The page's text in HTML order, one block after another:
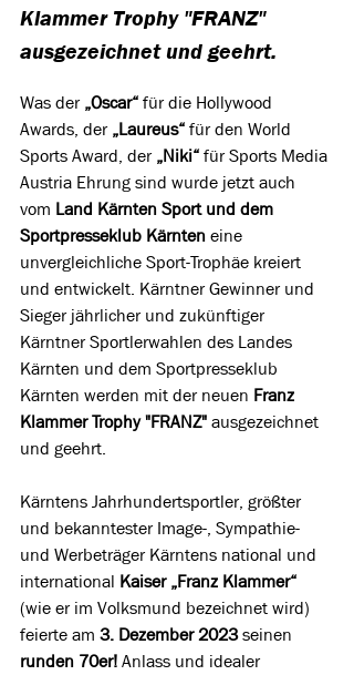
Klammer Trophy "FRANZ"
ausgezeichnet und geehrt.
Was der „Oscar“ für die Hollywood
Awards, der „Laureus“ für den World
Sports Award, der „Niki“ für Sports Media
Austria Ehrung sind wurde jetzt auch
vom Land Kärnten Sport und dem
Sportpresseklub Kärnten eine
unvergleichliche Sport-Trophäe kreiert
und entwickelt. Kärntner Gewinner und
Sieger jährlicher und zukünftiger
Kärntner Sportlerwahlen des Landes
Kärnten und dem Sportpresseklub
Kärnten werden mit der neuen Franz
Klammer Trophy "FRANZ" ausgezeichnet
und geehrt.
Kärntens Jahrhundertsportler, größter
und bekanntester Image-, Sympathie-
und Werbeträger Kärntens national und
international Kaiser „Franz Klammer“
(wie er im Volksmund bezeichnet wird)
feierte am 3. Dezember 2023 seinen
runden 70er! Anlass und idealer